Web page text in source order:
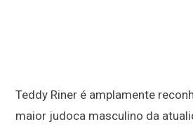
Teddy Riner é amplamente
maior judoca masculino da